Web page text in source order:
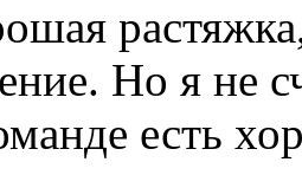
растяжка,
Но я не
есть